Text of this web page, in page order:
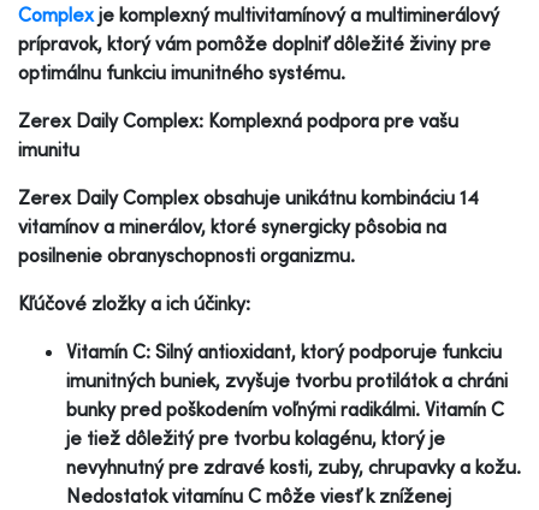
Complex je komplexný multivitamínový a multiminerálový
prípravok, ktorý vám pomôže doplniť dôležité živiny pre
optimálnu funkciu imunitného systému.
Zerex Daily Complex: Komplexná podpora pre vašu
imunitu
Zerex Daily Complex obsahuje unikátnu kombináciu 14
vitamínov a minerálov, ktoré synergicky pôsobia na
posilnenie obranyschopnosti organizmu.
Kľúčové zložky a ich účinky:
Vitamín C: Silný antioxidant, ktorý podporuje funkciu
imunitných buniek, zvyšuje tvorbu protilátok a chráni
bunky pred poškodením voľnými radikálmi. Vitamín C
je tiež dôležitý pre tvorbu kolagénu, ktorý je
nevyhnutný pre zdravé kosti, zuby, chrupavky a kožu.
Nedostatok vitamínu C môže viesť k zníženej